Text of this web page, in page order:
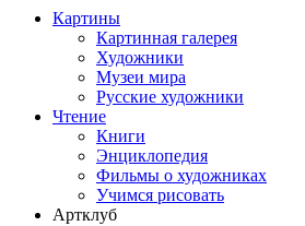
Картины
Картинная галерея
Художники
Музеи мира
Русские художники
Чтение
Книги
Энциклопедия
Фильмы о художниках
Учимся рисовать
Артклуб